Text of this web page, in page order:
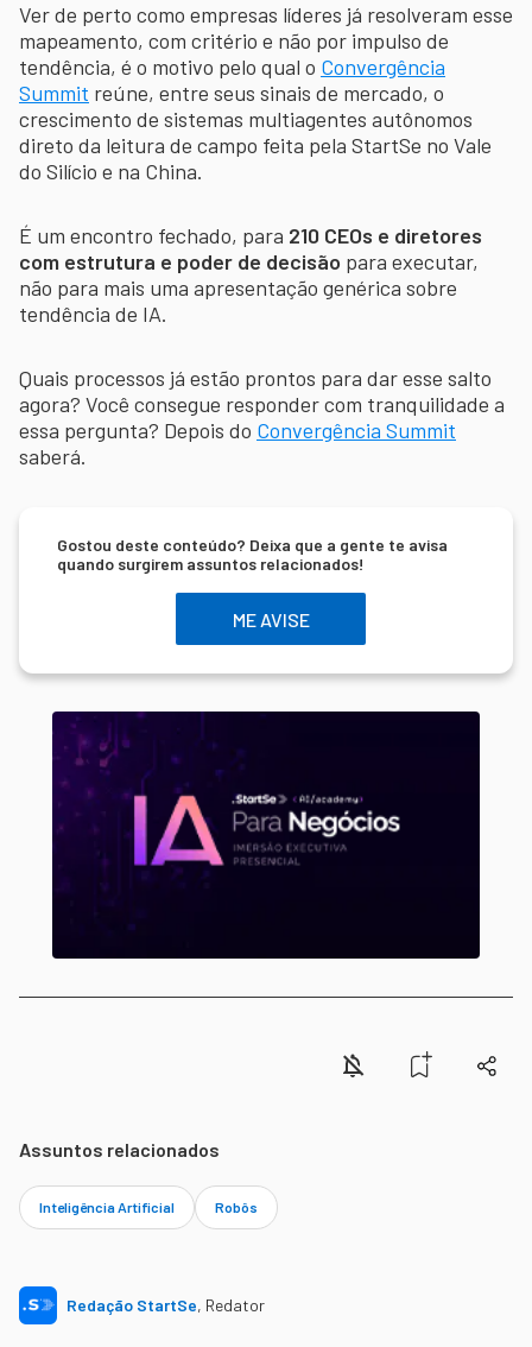
Ver de perto como empresas líderes já resolveram esse
mapeamento, com critério e não por impulso de
tendência, é o motivo pelo qual o Convergência
Summit reúne, entre seus sinais de mercado, o
crescimento de sistemas multiagentes autônomos
direto da leitura de campo feita pela StartSe no Vale
do Silício e na China.
É um encontro fechado, para 210 CEOs e diretores
com estrutura e poder de decisão para executar,
não para mais uma apresentação genérica sobre
tendência de IA.
Quais processos já estão prontos para dar esse salto
agora? Você consegue responder com tranquilidade a
essa pergunta? Depois do Convergência Summit
saberá.
Gostou deste conteúdo? Deixa que a gente te avisa
quando surgirem assuntos relacionados!
ME AVISE
Assuntos relacionados
Inteligência Artificial Robôs
Redação StartSe, Redator